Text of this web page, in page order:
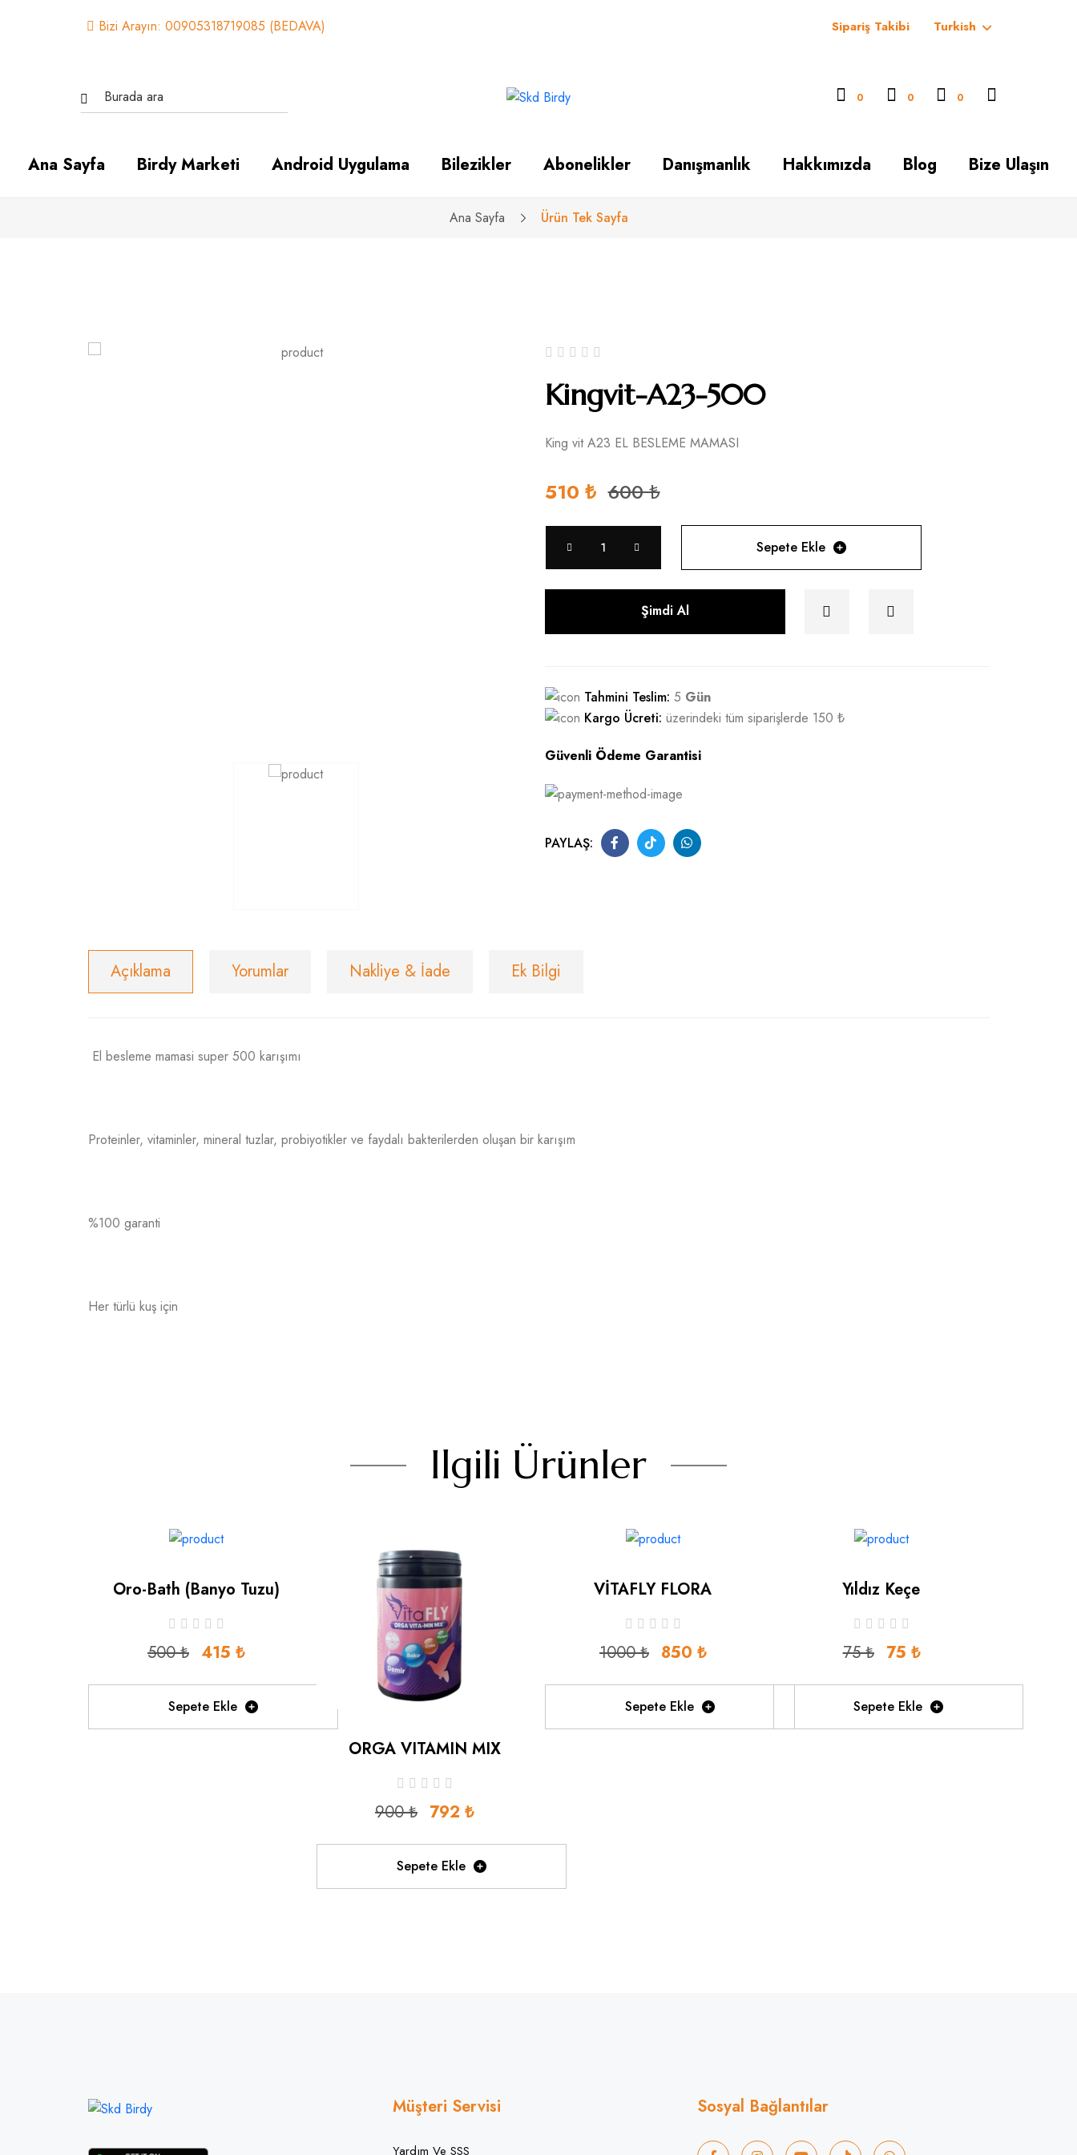
Bizi Arayın: 00905318719085 (BEDAVA) Sipariş Takibi Turkish
0 0 0
Ana Sayfa Birdy Marketi Android Uygulama Bilezikler Abonelikler Danışmanlık Hakkımızda Blog Bize Ulaşın
Ana Sayfa Ürün Tek Sayfa
Kingvit-A23-500
King vit A23 EL BESLEME MAMASI
510 ₺ 600 ₺
Sepete Ekle
Şimdi Al
Tahmini Teslim: 5 Gün
Kargo Ücreti: üzerindeki tüm siparişlerde 150 ₺
Güvenli Ödeme Garantisi
PAYLAŞ:
Açıklama Yorumlar Nakliye & İade Ek Bilgi
El besleme mamasi super 500 karışımı
Proteinler, vitaminler, mineral tuzlar, probiyotikler ve faydalı bakterilerden oluşan bir karışım
%100 garanti
Her türlü kuş için
Ilgili Ürünler
Oro-Bath (banyo Tuzu)
500 ₺ 415 ₺
Sepete Ekle
ORGA VITAMIN MIX
900 ₺ 792 ₺
Sepete Ekle
VİTAFLY FLORA
1000 ₺ 850 ₺
Sepete Ekle
Yıldız Keçe
75 ₺ 75 ₺
Sepete Ekle
Müşteri Servisi
Yardım Ve SSS
Sosyal Bağlantılar